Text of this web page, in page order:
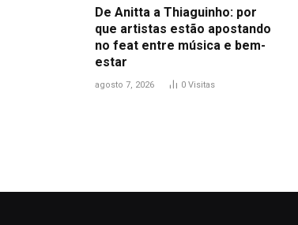
De Anitta a Thiaguinho: por
que artistas estão apostando
no feat entre música e bem-
estar
agosto 7, 2026 0 Visitas